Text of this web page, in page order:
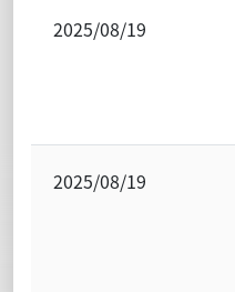
2025/08/19
2025/08/19